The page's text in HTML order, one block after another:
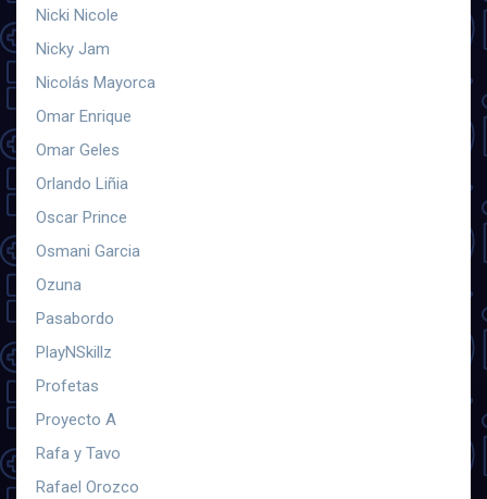
Nicki Nicole
Nicky Jam
Nicolás Mayorca
Omar Enrique
Omar Geles
Orlando Liñia
Oscar Prince
Osmani Garcia
Ozuna
Pasabordo
PlayNSkillz
Profetas
Proyecto A
Rafa y Tavo
Rafael Orozco